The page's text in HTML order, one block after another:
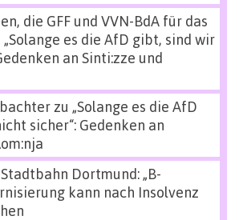
die GFF und VVN-BdA für das
„Solange es die AfD gibt, sind wir
an Sinti:zze und
zu „Solange es die AfD
sicher“: Gedenken an
Stadtbahn Dortmund: „B-
kann nach Insolvenz